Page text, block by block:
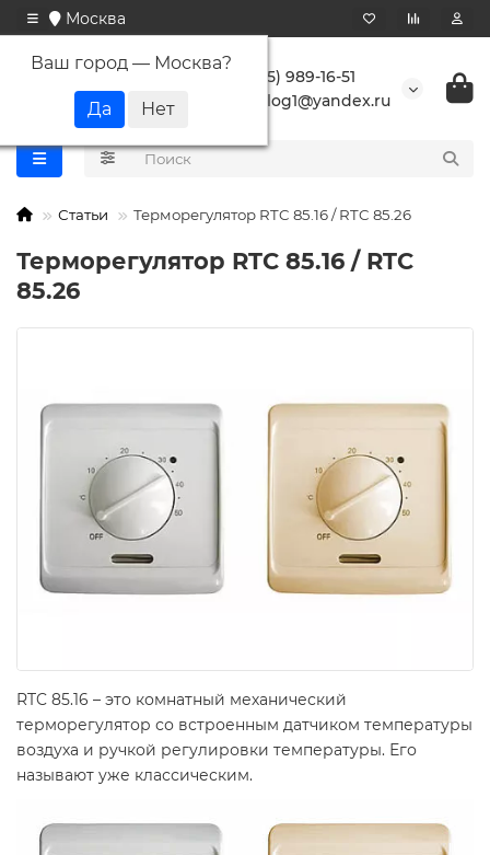
Москва
Ваш город — Москва?
+7 (495) 989-16-51
buranlog1@yandex.ru
Статьи Терморегулятор RTC 85.16 / RTC 85.26
Терморегулятор RTC 85.16 / RTC
85.26
RTC 85.16 – это комнатный механический
терморегулятор со встроенным датчиком температуры
воздуха и ручкой регулировки температуры. Его
называют уже классическим.